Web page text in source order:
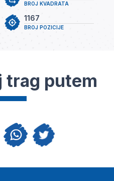
BROJ KVADRATA
BROJ POZICIJE
1167
trag putem